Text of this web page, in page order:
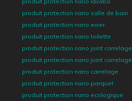
produit protection nano salle de bain
produit protection nano evier
produit protection nano toilette
produit protection nano joint carrelage
produit protection nano joint carrelage
produit protection nano carrelage
produit protection nano parquet
produit protection nano ecologique